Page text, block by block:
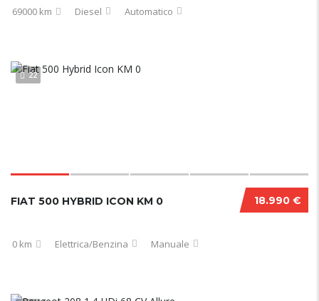
69000 km Diesel Automatico
22
18.990 €
FIAT 500 HYBRID ICON KM 0
0 km Elettrica/Benzina Manuale